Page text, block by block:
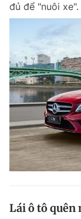
đủ để "nuôi xe".
Lái ô tô quên